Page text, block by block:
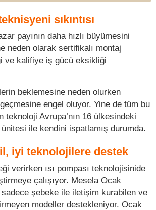
sıkıntısı
payının daha hızlı büyümesini
neden olarak sertifikalı montaj
ve kalifiye iş gücü eksikliği
beklemesine neden olurken
engel oluyor. Yine de tüm bu
teknoloji Avrupa’nın 16 ülkesindeki
ile kendini ispatlamış durumda.
iyi teknolojilere destek
verirken ısı pompası teknolojisinide
çalışıyor. Mesela Ocak
sadece şebeke ile iletişim kurabilen ve
modeller destekleniyor. Ocak